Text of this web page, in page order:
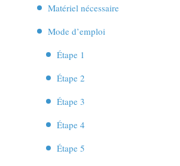
Matériel nécessaire
Mode d’emploi
Étape 1
Étape 2
Étape 3
Étape 4
Étape 5